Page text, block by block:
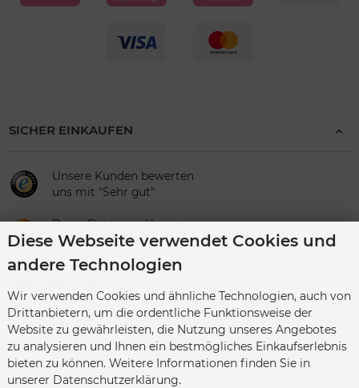
SICHER EINKAUFEN
Unsere Kunden bewerten
uns mit "Sehr gut"
Deine Daten sind bei uns
sicher
KATEGORIEN
SERVICE
Diese Webseite verwendet Cookies und
andere Technologien
Wir verwenden Cookies und ähnliche Technologien, auch von
Drittanbietern, um die ordentliche Funktionsweise der
Website zu gewährleisten, die Nutzung unseres Angebotes
zu analysieren und Ihnen ein bestmögliches Einkaufserlebnis
bieten zu können. Weitere Informationen finden Sie in
unserer Datenschutzerklärung.